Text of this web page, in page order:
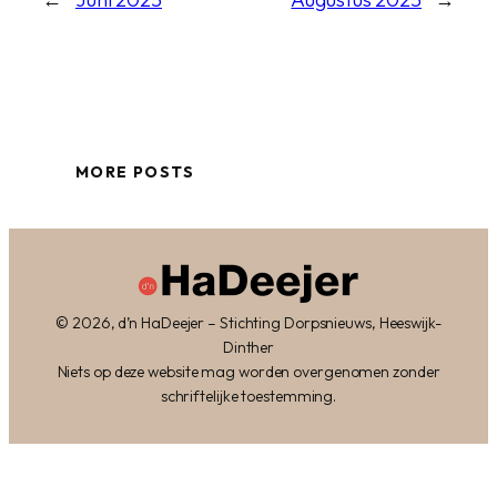
MORE POSTS
© 2026, d’n HaDeejer – Stichting Dorpsnieuws, Heeswijk-
Dinther
Niets op deze website mag worden overgenomen zonder
schriftelijke toestemming.